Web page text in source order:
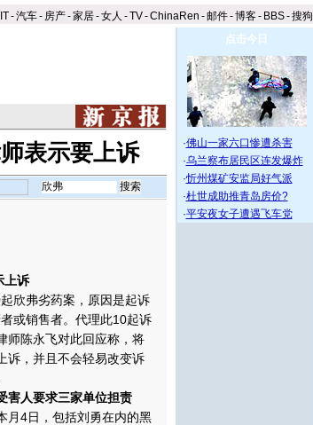
IT-汽车- 房产-家居-女人 -TV-ChinaRen -邮件-博客- BBS-搜狗
表示要上诉
上诉
欣弗劣药案，原因是起诉
或销售者。 代理此10起诉
师陈永飞对此回应称，将
诉，并且不会轻易改变诉
人要求三家单位担责
4日，包括刘勇在内的黑
点击今日
·佛山一家六口惨遭杀害
·乌兰察布居民区连发爆炸
·忻州煤矿安监局好气派
·杜世成助推青岛房价?
·平安夜女子遭遇飞车党